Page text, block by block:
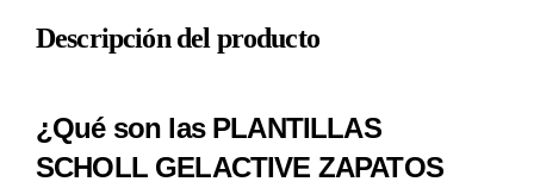
FORMALES
TALLA
S
Descripción del producto
¿Qué son las PLANTILLAS
SCHOLL GELACTIVE ZAPATOS